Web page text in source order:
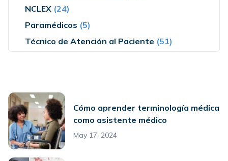
NCLEX (24)
Paramédicos (5)
Técnico de Atención al Paciente (51)
Cómo aprender terminología médica
como asistente médico
May 17, 2024